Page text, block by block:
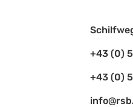
+43 (0)
+43 (0)